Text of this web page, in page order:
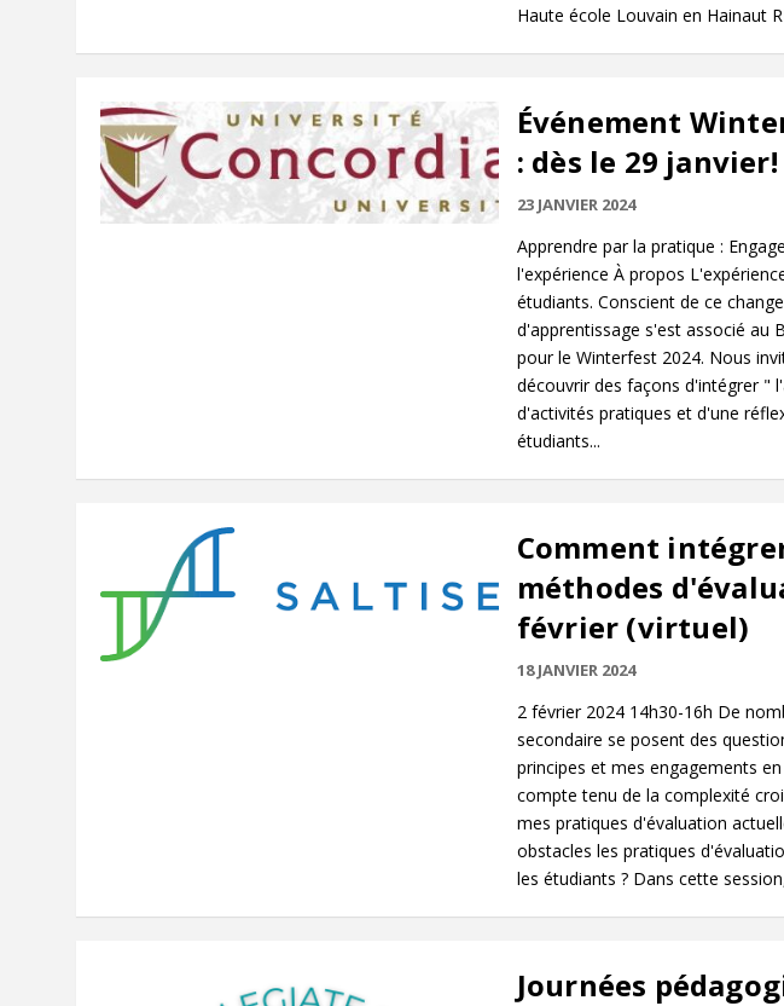
Haute école Louvain en Hainaut
Événement
: dès le 29 janvier!
23 JANVIER 2024
Apprendre par la pratique :
l'expérience À propos
étudiants. Conscient de ce
d'apprentissage s'est associé au
pour le Winterfest 2024. Nous
découvrir des façons d'intégrer "
d'activités pratiques et d'une
étudiants...
Comment
méthodes
février (virtuel)
18 JANVIER 2024
2 février 2024 14h30-16h De
secondaire se posent des
principes et mes engagements
compte tenu de la complexité
mes pratiques d'évaluation
obstacles les pratiques
les étudiants ? Dans cette
Journées